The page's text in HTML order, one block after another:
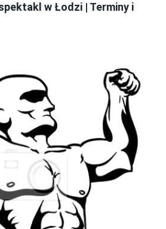
w Łodzi | Terminy i